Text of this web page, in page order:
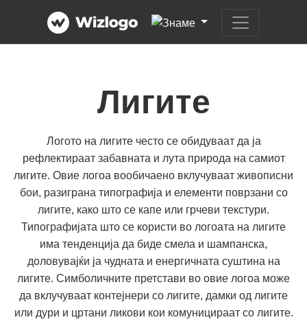
Лигите
Логото на лигите често се обидуваат да ја
рефлектираат забавната и лута природа на самиот
лигите. Овие логоа вообичаено вклучуваат живописни
бои, разиграна типографија и елементи поврзани со
лигите, како што се капе или грчеви текстури.
Типографијата што се користи во логоата на лигите
има тенденција да биде смела и шампанска,
доловувајќи ја чудната и енергичната суштина на
лигите. Симболичните претстави во овие логоа може
да вклучуваат контејнери со лигите, дамки од лигите
или дури и цртани ликови кои комуницираат со лигите.